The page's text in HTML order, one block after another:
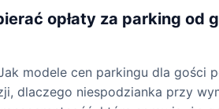
opłaty za parking od
modele cen parkingu dla gości
dlaczego niespodzianka przy